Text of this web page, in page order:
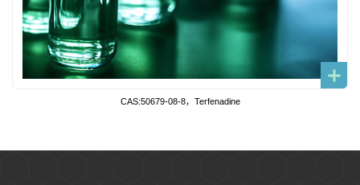
CAS:50679-08-8，Terfenadine